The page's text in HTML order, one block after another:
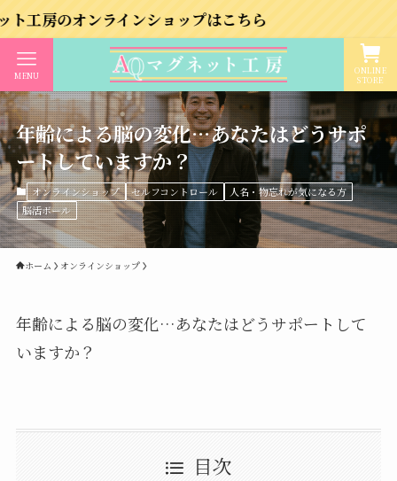
ンラインショップはこちら
ONLINE
STORE
MENU
年齢による脳の変化…あなたはどうサポ
ートしていますか？
オンラインショップ セルフコントロール
人名・物忘れが気になる方
脳活ボール
ホーム オンラインショップ
年齢による脳の変化…あなたはどうサポートして
いますか？
目次